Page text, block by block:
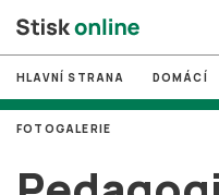
# MUNI
# Brno
HLAVNÍ STRANA DOMÁCÍ
FOTOGALERIE